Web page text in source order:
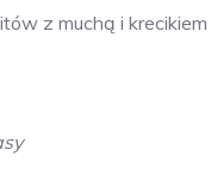
z muchą i